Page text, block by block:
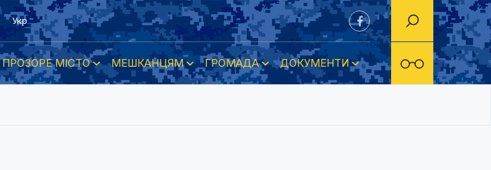
Укр
ПРОЗОРЕ МІСТО МЕШКАНЦЯМ ГРОМАДА ДОКУМЕНТИ